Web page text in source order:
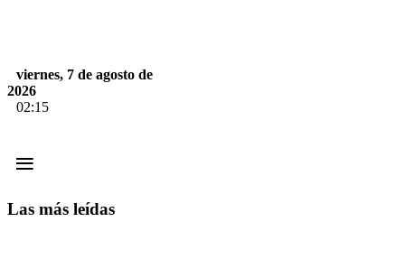
viernes, 7 de agosto de
2026
02:15
≡
Las más leídas